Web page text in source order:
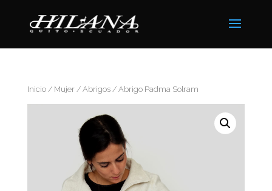
Inicio/ Mujer/ Abrigos/ Abrigo Padma Solram